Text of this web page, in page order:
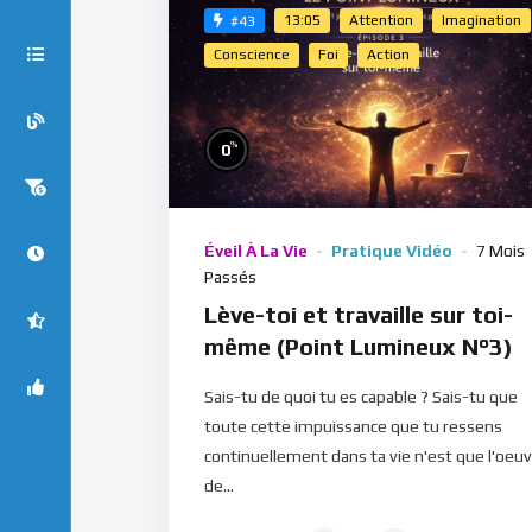
#43 13:05 Attention Imagination
Conscience Foi Action
0%
Éveil À La Vie Pratique Vidéo
7 Mois
Passés
Lève-toi et travaille sur toi-
même (Point Lumineux N°3)
Sais-tu de quoi tu es capable ? Sais-tu que
toute cette impuissance que tu ressens
continuellement dans ta vie n'est que
de...